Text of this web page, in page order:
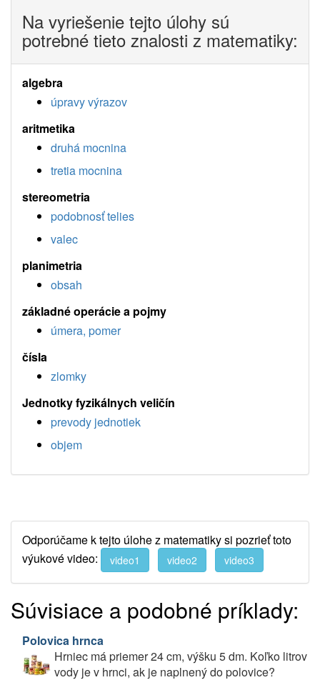
Na vyriešenie tejto úlohy sú
potrebné tieto znalosti z matematiky:
algebra
úpravy výrazov
aritmetika
druhá mocnina
tretia mocnina
stereometria
podobnosť telies
valec
planimetria
obsah
základné operácie a pojmy
úmera, pomer
čísla
zlomky
Jednotky fyzikálnych veličín
prevody jednotiek
objem
Odporúčame k tejto úlohe z matematiky si pozrieť toto
výukové video:
video1 video2 video3
Súvisiace a podobné príklady:
Polovica hrnca
Hrniec má priemer 24 cm, výšku 5 dm. Koľko litrov
vody je v hrnci, ak je naplnený do polovice?